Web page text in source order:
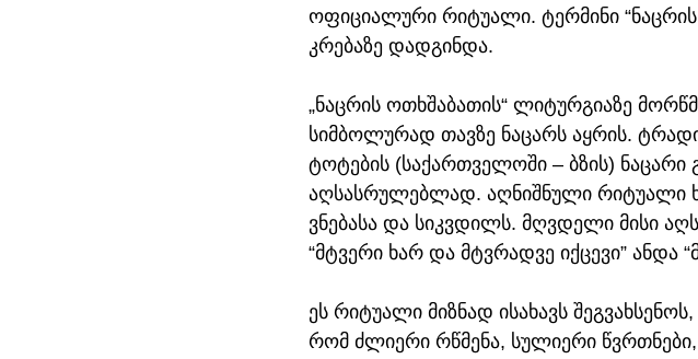
ოფიციალური რიტუალი. ტერმინი
კრებაზე დადგინდა.
„ნაცრის ოთხშაბათის“ ლიტურგიაზე
სიმბოლურად თავზე ნაცარს აყრის.
ტოტების (საქართველოში – ბზის) ნაცარი
აღსასრულებლად. აღნიშნული რიტუალი
ვნებასა და სიკვდილს. მღვდელი მისი
“მტვერი ხარ და მტვრადვე იქცევი” ანდა
ეს რიტუალი მიზნად ისახავს
რომ ძლიერი რწმენა, სულიერი